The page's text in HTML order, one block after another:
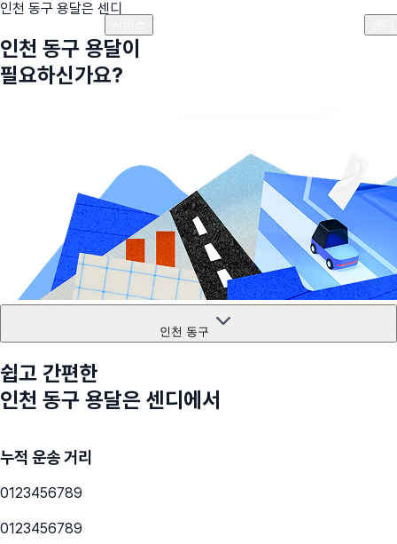
인천 동구 용달은 센디
인천 동구 용달이
필요하신가요?
인천 동구
쉽고 간편한
인천 동구 용달은 센디에서
누적 운송 거리
0123456789
0123456789